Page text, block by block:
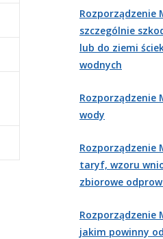
Rozporządzenie
szczególnie
lub do ziemi
wodnych
Rozporządzenie
wody
Rozporządzenie
taryf, wzoru
zbiorowe
Rozporządzenie
jakim powinny